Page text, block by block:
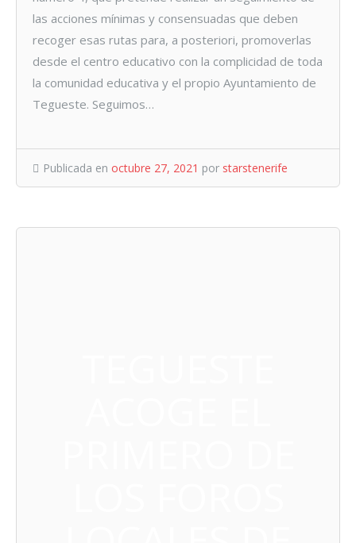
las acciones mínimas y consensuadas que deben
recoger esas rutas para, a posteriori, promoverlas
desde el centro educativo con la complicidad de toda
la comunidad educativa y el propio Ayuntamiento de
Tegueste. Seguimos…
Publicada en octubre 27, 2021 por starstenerife